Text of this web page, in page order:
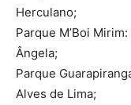
Herculano;
Parque M’Boi
Ângela;
Parque
Alves de Lima;